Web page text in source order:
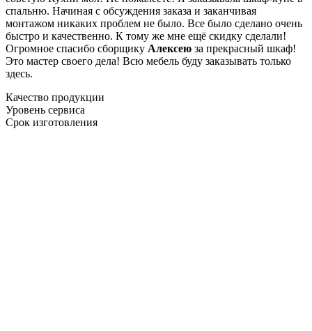
спальню. Начиная с обсуждения заказа и заканчивая
монтажом никаких проблем не было. Все было сделано очень
быстро и качественно. К тому же мне ещё скидку сделали!
Огромное спасибо сборщику Алексею за прекрасный шкаф!
Это мастер своего дела! Всю мебель буду заказывать только
здесь.
Качество продукции
Уровень сервиса
Срок изготовления